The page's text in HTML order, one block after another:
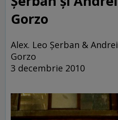
Gorzo
Alex. Leo Şerban & Andrei
Gorzo
3 decembrie 2010